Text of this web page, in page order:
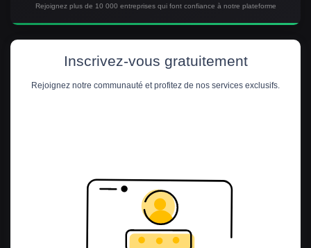
Rejoignez plus de 10 000 entreprises qui font confiance à notre plateforme
Inscrivez-vous gratuitement
Rejoignez notre communauté et profitez de nos services exclusifs.